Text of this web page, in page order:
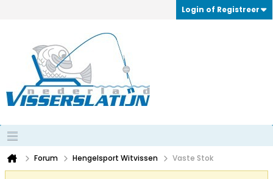
Login of Registreer
Forum Hengelsport Witvissen Vaste Stok